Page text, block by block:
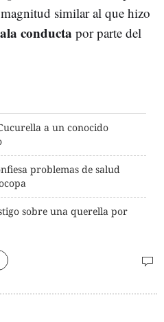
similar al que hizo
conducta por parte del
a un conocido
problemas de salud
sobre una querella por